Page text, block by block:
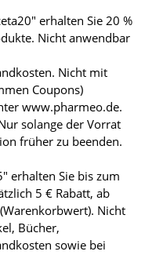
erhalten Sie 20 %
Nicht anwendbar
Nicht mit
Coupons)
www.pharmeo.de.
solange der Vorrat
früher zu beenden.
erhalten Sie bis zum
5 € Rabatt, ab
Nicht
Bücher,
sowie bei